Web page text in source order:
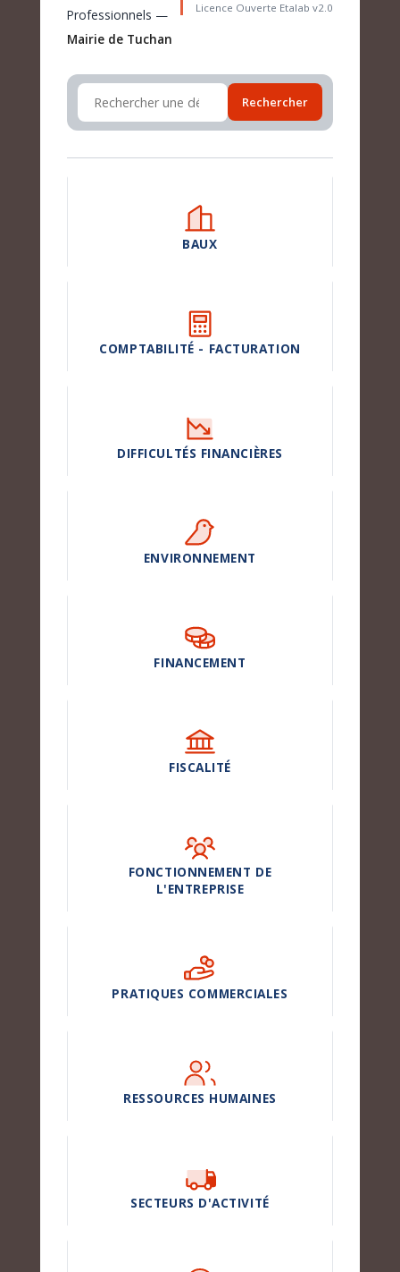
Professionnels —
Mairie de Tuchan
Licence Ouverte Etalab v2.0
Rechercher
BAUX
COMPTABILITÉ - FACTURATION
DIFFICULTÉS FINANCIÈRES
ENVIRONNEMENT
FINANCEMENT
FISCALITÉ
FONCTIONNEMENT DE
L'ENTREPRISE
PRATIQUES COMMERCIALES
RESSOURCES HUMAINES
SECTEURS D'ACTIVITÉ